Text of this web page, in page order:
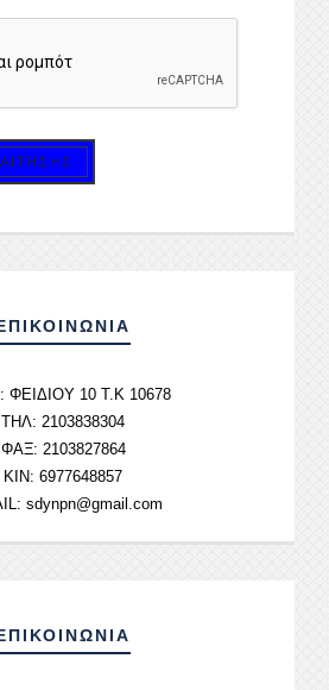
ΦΕΙΔΙΟΥ 10 Τ.Κ 10678
ΤΗΛ: 2103838304
ΦΑΞ: 2103827864
ΚΙΝ: 6977648857
sdynpn@gmail.com